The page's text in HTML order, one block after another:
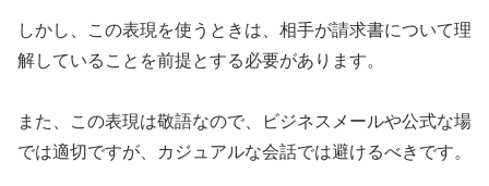
しかし、この表現を使うときは、相手が請求書について理
解していることを前提とする必要があります。
また、この表現は敬語なので、ビジネスメールや公式な場
では適切ですが、カジュアルな会話では避けるべきです。